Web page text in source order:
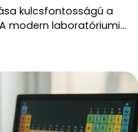
kulcsfontosságú a
modern laboratóriumi…